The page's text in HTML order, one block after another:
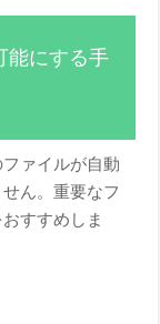
能にする手
ァイルが自動
ん。重要なフ
すすめしま